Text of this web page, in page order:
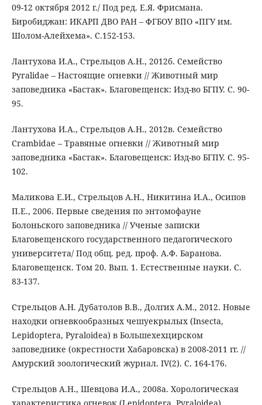
09-12 октября 2012 г./ Под ред. Е.Я. Фрисмана.
Биробиджан: ИКАРП ДВО РАН – ФГБОУ ВПО «ПГУ им.
Шолом-Алейхема». С.152-153.
Лантухова И.А., Стрельцов А.Н., 2012б. Семейство
Pyralidae – Настоящие огневки // Животный мир
заповедника «Бастак». Благовещенск: Изд-во БГПУ. С. 90-
95.
Лантухова И.А., Стрельцов А.Н., 2012в. Семейство
Crambidae – Травяные огневки // Животный мир
заповедника «Бастак». Благовещенск: Изд-во БГПУ. С. 95-
102.
Маликова Е.И., Стрельцов А.Н., Никитина И.А., Осипов
П.Е., 2006. Первые сведения по энтомофауне
Болоньского заповедника // Ученые записки
Благовещенского государственного педагогического
университета/ Под общ. ред. проф. А.Ф. Баранова.
Благовещенск. Том 20. Вып. 1. Естественные науки. С.
83-137.
Стрельцов А.Н. Дубатолов В.В., Долгих А.М., 2012. Новые
находки огневкообразных чешуекрылых (Insecta,
Lepidoptera, Pyraloidea) в Большехехцирском
заповеднике (окрестности Хабаровска) в 2008-2011 гг. //
Амурский зоологический журнал. IV(2). С. 164-176.
Стрельцов А.Н., Шевцова И.А., 2008а. Хорологическая